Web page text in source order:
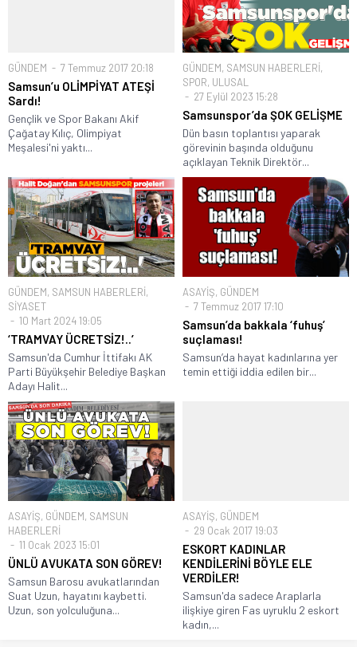
GÜNDEM 7 Temmuz 2017 20:18
Samsun’u OLİMPİYAT ATEŞİ
Sardı!
Gençlik ve Spor Bakanı Akif
Çağatay Kılıç, Olimpiyat
Meşalesi'ni yaktı...
GÜNDEM, SAMSUN HABERLERİ,
SPOR, ULUSAL
27 Eylül 2023 15:28
Samsunspor’da ŞOK GELİŞME
Dün basın toplantısı yaparak
görevinin başında olduğunu
açıklayan Teknik Direktör...
GÜNDEM, SAMSUN HABERLERİ,
SİYASET
10 Mart 2024 19:05
‘TRAMVAY ÜCRETSİZ!..’
Samsun'da Cumhur İttifakı AK
Parti Büyükşehir Belediye Başkan
Adayı Halit...
ASAYİŞ, GÜNDEM
7 Temmuz 2017 17:10
Samsun’da bakkala ‘fuhuş’
suçlaması!
Samsun’da hayat kadınlarına yer
temin ettiği iddia edilen bir...
ASAYİŞ, GÜNDEM, SAMSUN
HABERLERİ
11 Ocak 2023 15:01
ÜNLÜ AVUKATA SON GÖREV!
Samsun Barosu avukatlarından
Suat Uzun, hayatını kaybetti.
Uzun, son yolculuğuna...
ASAYİŞ, GÜNDEM
29 Ocak 2017 19:03
ESKORT KADINLAR
KENDİLERİNİ BÖYLE ELE
VERDİLER!
Samsun'da sadece Araplarla
ilişkiye giren Fas uyruklu 2 eskort
kadın,...